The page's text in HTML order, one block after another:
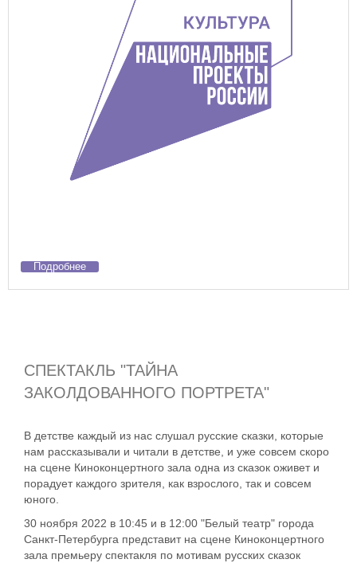
Подробнее
СПЕКТАКЛЬ "ТАЙНА
ЗАКОЛДОВАННОГО ПОРТРЕТА"
В детстве каждый из нас слушал русские сказки, которые
нам рассказывали и читали в детстве, и уже совсем скоро
на сцене Киноконцертного зала одна из сказок оживет и
порадует каждого зрителя, как взрослого, так и совсем
юного.
30 ноября 2022 в 10:45 и в 12:00 "Белый театр" города
Санкт-Петербурга представит на сцене Киноконцертного
зала премьеру спектакля по мотивам русских сказок